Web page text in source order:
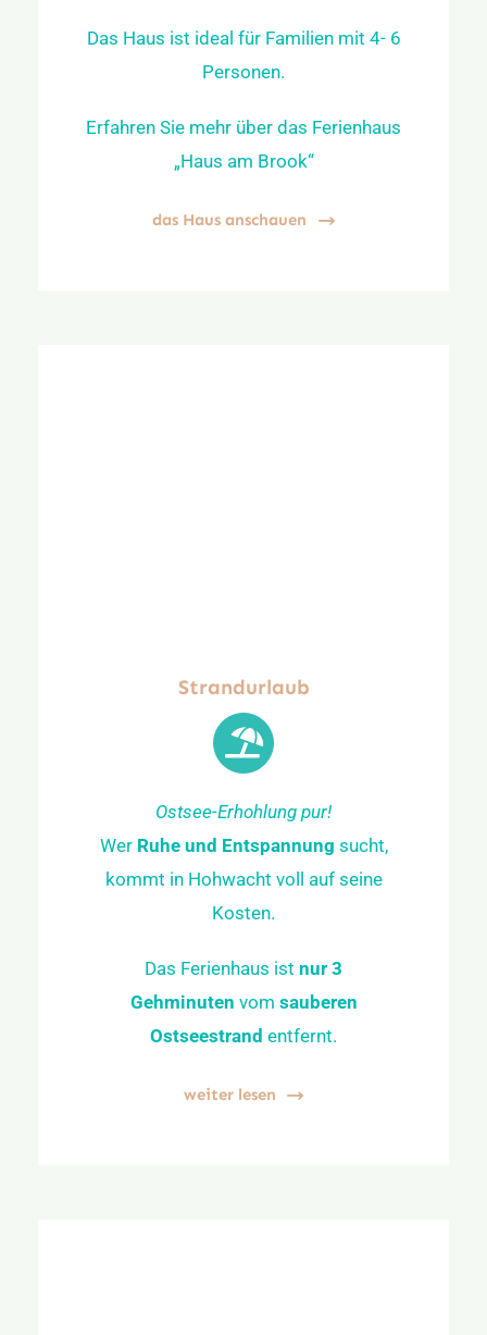
Das Haus ist ideal für Familien mit 4- 6
Personen.
Erfahren Sie mehr über das Ferienhaus
„Haus am Brook“
das Haus anschauen
Strandurlaub
Ostsee-Erhohlung pur!
Wer Ruhe und Entspannung sucht,
kommt in Hohwacht voll auf seine
Kosten.
Das Ferienhaus ist nur 3
Gehminuten vom sauberen
Ostseestrand entfernt.
weiter lesen